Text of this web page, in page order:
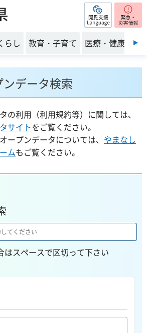
閲覧支援
示
らし 教育・子育て 医療・健康・福
データ検索
の利用（利用規約等）に関しては、
サイトをご覧ください。
ープンデータについては、 やまなし
ムもご覧ください。
スペースで区切って下さい